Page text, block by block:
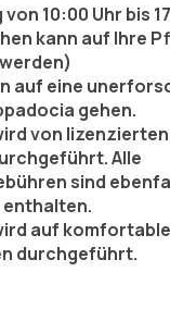
10:00 Uhr bis
kann auf Ihre
auf eine
gehen.
von
Alle
sind
auf
durchgeführt.